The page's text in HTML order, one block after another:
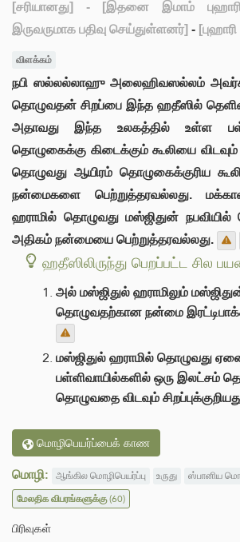
[சரியானது]
- [இதனை இமாம்
இருவருமாக பதிவு செய்துள்ளனர்] -
விளக்கம்
நபி ஸல்லல்லாஹு அலைஹிவஸல்லம்
தொழுவதன் சிறப்பை இந்த ஹதீஸில்
அதாவது இந்த உலகத்தில் உள்ள
தொழுகைக்கு கிடைக்கும் கூலியை
தொழுவது ஆயிரம் தொழுகைக்குரிய
நன்மைகளை பெற்றுத்தரவல்லது.
ஹராமில் தொழுவது மஸ்ஜிதுன்
அதிகம் நன்மையை பெற்றுத்தரவல்லது.
ஹதீஸிலிருந்து பெறப்பட்ட சில
அல் மஸ்ஜிதுல் ஹராமிலும்
தொழுவதற்கான நன்மை
மஸ்ஜிதுல் ஹராமில் தொழுவது
பள்ளிவாயில்களில் ஒரு இலட்சம்
தொழுவதை விடவும்
மொழிபெயர்ப்பைக் காண
மொழி: ஆங்கில மொழிபெயர்ப்பு உருது
ஸ்பானிய
மேலதிக விபரங்களுக்கு(60)
பிரிவுகள்